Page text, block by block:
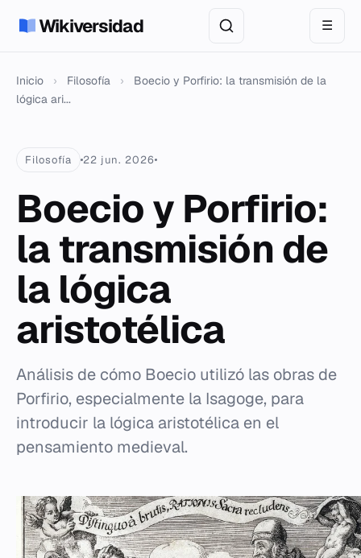
Wikiversidad ☰
Inicio › Filosofía ›
Boecio y Porfirio: la transmisión de la
lógica ari...
Filosofía 22 jun. 2026
Boecio y Porfirio:
la transmisión de
la lógica
aristotélica
Análisis de cómo Boecio utilizó las obras de
Porfirio, especialmente la Isagoge, para
introducir la lógica aristotélica en el
pensamiento medieval.